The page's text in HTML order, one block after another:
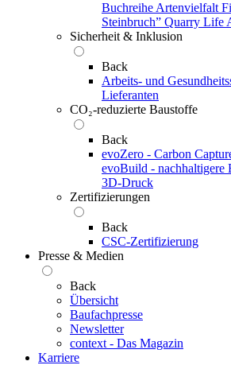
Buchreihe Artenvielfalt
Steinbruch” Quarry Life
Sicherheit & Inklusion
Back
Arbeits- und
Lieferanten
CO₂-reduzierte Baustoffe
Back
evoZero - Carbon
evoBuild - nachhaltigere
3D-Druck
Zertifizierungen
Back
CSC-Zertifizierung
Presse & Medien
Back
Übersicht
Baufachpresse
Newsletter
context - Das Magazin
Karriere